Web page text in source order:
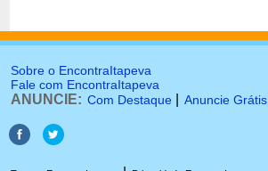
Sobre o EncontraItapeva
Fale com EncontraItapeva
ANUNCIE: Com Destaque Anuncie Grátis